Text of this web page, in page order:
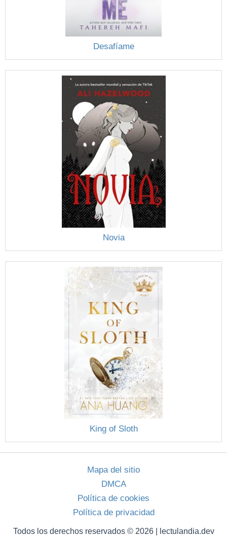
Desafíame
Novia
King of Sloth
Mapa del sitio
DMCA
Política de cookies
Política de privacidad
Todos los derechos reservados © 2026 | lectulandia.dev